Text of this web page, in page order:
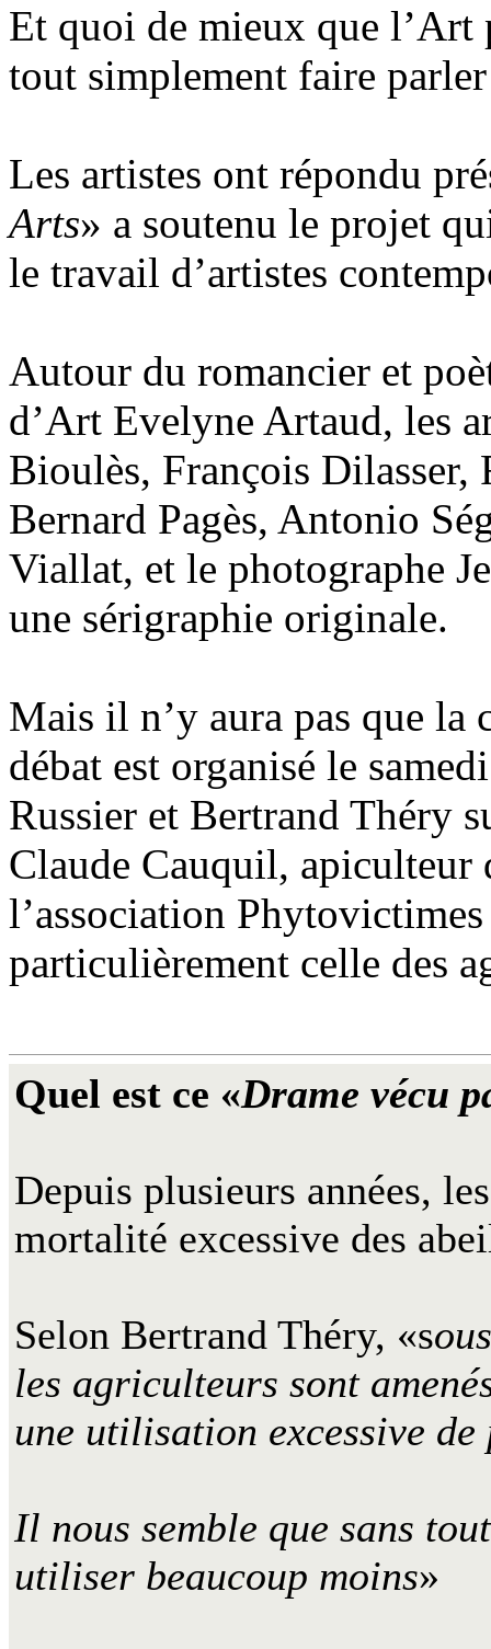
Et quoi de mieux que l’Art
tout simplement faire
Les artistes ont répondu
Arts» a soutenu le projet
le travail d’artistes
Autour du romancier et
d’Art Evelyne Artaud, les
Bioulès, François Dilasser,
Bernard Pagès, Antonio
Viallat, et le photographe
une sérigraphie originale.
Mais il n’y aura pas que
débat est organisé le
Russier et Bertrand Théry
Claude Cauquil, apiculteur
l’association
particulièrement celle des
Quel est ce «Drame vécu
Depuis plusieurs années,
mortalité excessive des
Selon Bertrand Théry, «s
les agriculteurs sont
une utilisation excessive de
Il nous semble que sans
utiliser beaucoup moins»